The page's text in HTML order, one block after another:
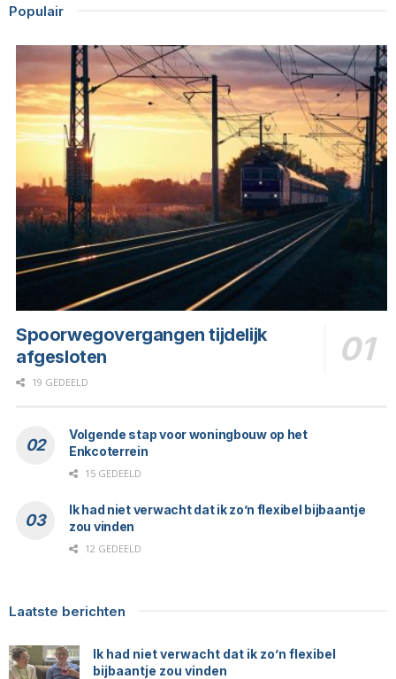
Populair
Spoorwegovergangen tijdelijk
afgesloten
19 GEDEELD
Volgende stap voor woningbouw op het
Enkcoterrein
15 GEDEELD
Ik had niet verwacht dat ik zo’n flexibel bijbaantje
zou vinden
12 GEDEELD
Laatste berichten
Ik had niet verwacht dat ik zo’n flexibel
bijbaantje zou vinden